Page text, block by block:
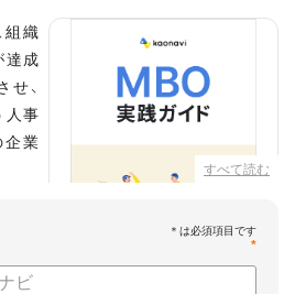
すべて読む
組織
達成
、
人事
企業
ポ
*